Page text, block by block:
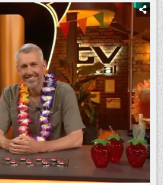
WILDES
WALDABENTEUER“
AB
SOFORT
BEI
KIKA
/
DOKU-
PREMIERE
ZEIGT
OUTDOOR-
ACTION
UND
WG-
ALLTAG
OHNE
ELTERN